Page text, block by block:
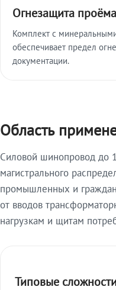
Огнезащита проёма
Комплект с
обеспечивает предел
документации.
Область
Силовой шинопровод до
магистрального
промышленных и
от вводов
нагрузкам и щитам
Типовые